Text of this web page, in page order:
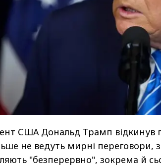
США Дональд Трамп
не ведуть мирні переговори,
"безперервно", зокрема й